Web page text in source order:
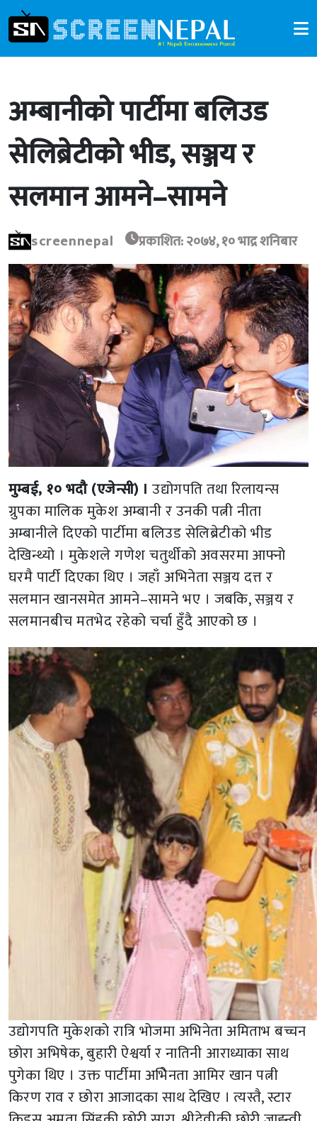
अम्बानीको पार्टीमा बलिउड
सेलिब्रेटीको भीड, सञ्जय र
सलमान आमने–सामने
screennepal प्रकाशित: २०७४, १० भाद्र शनिबार
मुम्बई, १० भदौ (एजेन्सी) । उद्योगपति तथा रिलायन्स
ग्रुपका मालिक मुकेश अम्बानी र उनकी पत्नी नीता
अम्बानीले दिएको पार्टीमा बलिउड सेलिब्रेटीको भीड
देखिन्थ्यो । मुकेशले गणेश चतुर्थीको अवसरमा आफ्नो
घरमै पार्टी दिएका थिए । जहाँ अभिनेता सञ्जय दत्त र
सलमान खानसमेत आमने–सामने भए । जबकि, सञ्जय र
सलमानबीच मतभेद रहेको चर्चा हुँदै आएको छ ।
उद्योगपति मुकेशको रात्रि भोजमा अभिनेता अमिताभ बच्चन
छोरा अभिषेक, बुहारी ऐश्वर्या र नातिनी आराध्याका साथ
पुगेका थिए । उक्त पार्टीमा अभिेनता आमिर खान पत्नी
किरण राव र छोरा आजादका साथ देखिए । त्यस्तै, स्टार